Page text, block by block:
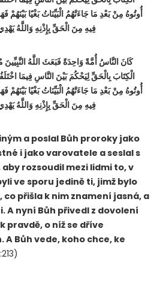
أُوتُوهُ مِنْ بَعْدِ مَا جَاءَتْهُمُ الْبَيِّنَاتُ بَغْيًا بَيْنَهُمْ
فِيهِ مِنَ الْحَقِّ بِإِذْنِهِ وَاللَّهُ
كَانَ النَّاسُ أُمَّةً وَاحِدَةً فَبَعَثَ اللَّهُ
الْكِتَابَ بِالْحَقِّ لِيَحْكُمَ بَيْنَ النَّاسِ فِيمَا
أُوتُوهُ مِنْ بَعْدِ مَا جَاءَتْهُمُ الْبَيِّنَاتُ بَغْيًا بَيْنَهُمْ
فِيهِ مِنَ الْحَقِّ بِإِذْنِهِ وَاللَّهُ
a poslal Bůh proroky jako
i jako varovatele a seslal s
rozsoudil mezi lidmi to, v
ve sporu jedině ti, jimž bylo
přišla k nim znamení jasná, a
A nyní Bůh přivedl z dovolení
pravdě, o níž se dříve
A Bůh vede, koho chce, ke